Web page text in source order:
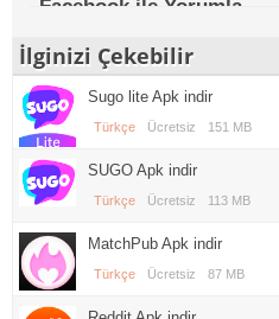
Facebook ile Yorumla
İlginizi Çekebilir
Sugo lite Apk indir
Türkçe Ücretsiz 151 MB
SUGO Apk indir
Türkçe Ücretsiz 113 MB
MatchPub Apk indir
Türkçe Ücretsiz 87 MB